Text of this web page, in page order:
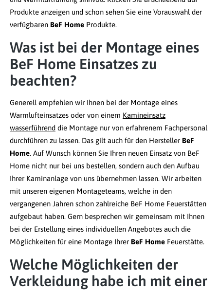
Produkte anzeigen und schon sehen Sie eine Vorauswahl der
verfügbaren BeF Home Produkte.
Was ist bei der Montage eines
BeF Home Einsatzes zu
beachten?
Generell empfehlen wir Ihnen bei der Montage eines
Warmlufteinsatzes oder von einem Kamineinsatz
wasserführend die Montage nur von erfahrenem Fachpersonal
durchführen zu lassen. Das gilt auch für den Hersteller BeF
Home. Auf Wunsch können Sie Ihren neuen Einsatz von BeF
Home nicht nur bei uns bestellen, sondern auch den Aufbau
Ihrer Kaminanlage von uns übernehmen lassen. Wir arbeiten
mit unseren eigenen Montageteams, welche in den
vergangenen Jahren schon zahlreiche BeF Home Feuerstätten
aufgebaut haben. Gern besprechen wir gemeinsam mit Ihnen
bei der Erstellung eines individuellen Angebotes auch die
Möglichkeiten für eine Montage Ihrer BeF Home Feuerstätte.
Welche Möglichkeiten der
Verkleidung habe ich mit einer